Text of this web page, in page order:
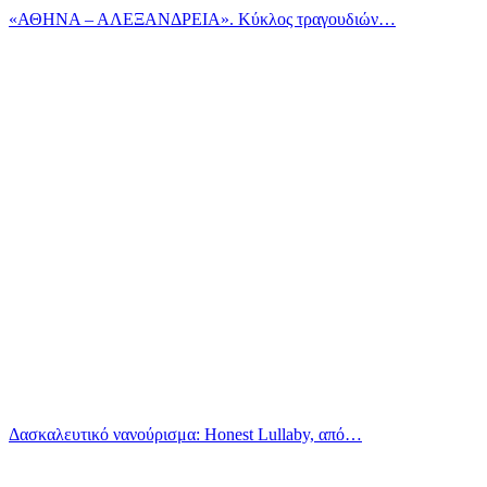
«ΑΘΗΝΑ – ΑΛΕΞΑΝΔΡΕΙΑ». Κύκλος τραγουδιών…
Δασκαλευτικό νανούρισμα: Honest Lullaby, από…